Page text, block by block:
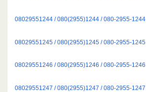
08029551244 / 080(2955)1244 / 080-2955-1244
08029551245 / 080(2955)1245 / 080-2955-1245
08029551246 / 080(2955)1246 / 080-2955-1246
08029551247 / 080(2955)1247 / 080-2955-1247